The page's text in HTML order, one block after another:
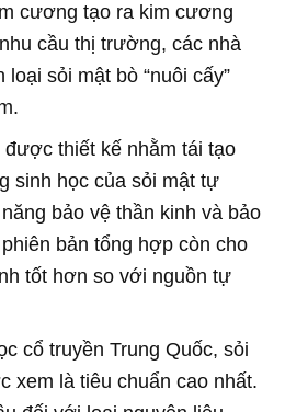
cương tạo ra kim cương
cầu thị trường, các nhà
sỏi mật bò “nuôi cấy”
thiết kế nhằm tái tạo
sinh học của sỏi mật tự
bảo vệ thần kinh và bảo
bản tổng hợp còn cho
tốt hơn so với nguồn tự
cổ truyền Trung Quốc, sỏi
xem là tiêu chuẩn cao nhất.